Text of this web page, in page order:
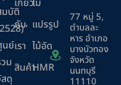
บัติ
นย์
ม
ดุ
เกี่ยว
กับ
เรา
สินค้า
ไม้
แปรรูป
ไม้อัด
HMR
77 หมู่ 5,
ตำบลละ
หาร อำเภอ
บางบัวทอง
จังหวัด
นนทบุรี
11110